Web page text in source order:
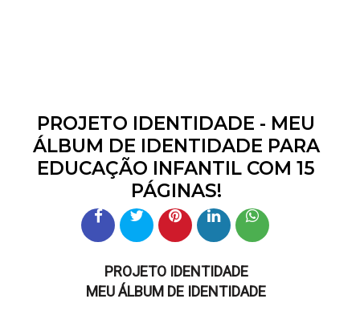
PROJETO IDENTIDADE - MEU
ÁLBUM DE IDENTIDADE PARA
EDUCAÇÃO INFANTIL COM 15
PÁGINAS!
PROJETO IDENTIDADE
MEU ÁLBUM DE IDENTIDADE